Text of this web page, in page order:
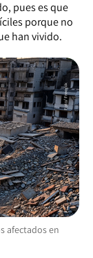
pues es que
porque no
han vivido.
afectados en